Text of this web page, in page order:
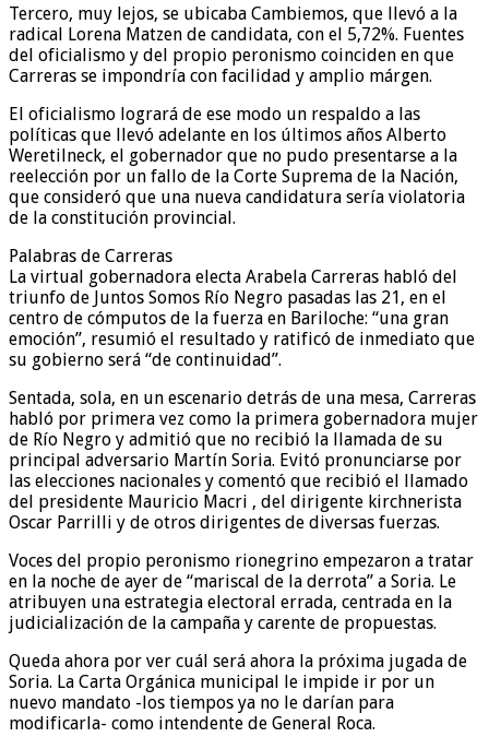
Tercero, muy lejos, se ubicaba Cambiemos, que llevó a la
radical Lorena Matzen de candidata, con el 5,72%. Fuentes
del oficialismo y del propio peronismo coinciden en que
Carreras se impondría con facilidad y amplio márgen.
El oficialismo logrará de ese modo un respaldo a las
políticas que llevó adelante en los últimos años Alberto
Weretilneck, el gobernador que no pudo presentarse a la
reelección por un fallo de la Corte Suprema de la Nación,
que consideró que una nueva candidatura sería violatoria
de la constitución provincial.
Palabras de Carreras
La virtual gobernadora electa Arabela Carreras habló del
triunfo de Juntos Somos Río Negro pasadas las 21, en el
centro de cómputos de la fuerza en Bariloche: “una gran
emoción”, resumió el resultado y ratificó de inmediato que
su gobierno será “de continuidad”.
Sentada, sola, en un escenario detrás de una mesa, Carreras
habló por primera vez como la primera gobernadora mujer
de Río Negro y admitió que no recibió la llamada de su
principal adversario Martín Soria. Evitó pronunciarse por
las elecciones nacionales y comentó que recibió el llamado
del presidente Mauricio Macri , del dirigente kirchnerista
Oscar Parrilli y de otros dirigentes de diversas fuerzas.
Voces del propio peronismo rionegrino empezaron a tratar
en la noche de ayer de “mariscal de la derrota” a Soria. Le
atribuyen una estrategia electoral errada, centrada en la
judicialización de la campaña y carente de propuestas.
Queda ahora por ver cuál será ahora la próxima jugada de
Soria. La Carta Orgánica municipal le impide ir por un
nuevo mandato -los tiempos ya no le darían para
modificarla- como intendente de General Roca.